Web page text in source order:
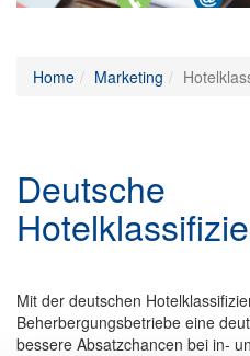
Home Marketing
Deutsche
Mit der deutschen
Beherbergungsbetriebe eine
bessere Absatzchancen bei in-